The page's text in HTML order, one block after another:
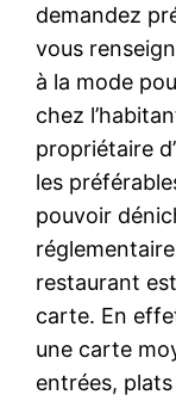
demandez
vous
à la mode
chez
propriétaire
les
pouvoir
restaurant
carte. En
une carte
entrées,